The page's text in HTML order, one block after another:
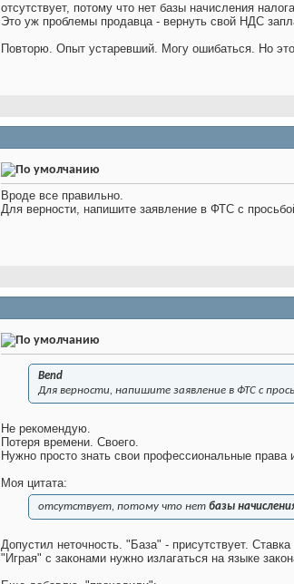
отсутствует, потому что нет базы начисления
Это уж проблемы продавца - вернуть свой НДС
Повторю. Опыт устаревший. Могу ошибаться. Но
Вроде все правильно.
Для верности, напишите заявление в ФТС с
Bend
Для верности, напишите заявление в ФТС с
Не рекомендую.
Потеря времени. Своего.
Нужно просто знать свои профессиональные права
Моя цитата:
отсутствует, потому что нет базы
Допустил неточность. "База" - присутствует.
"Играя" с законами нужно излагаться на языке